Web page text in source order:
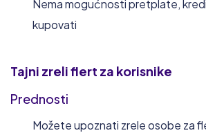
Nema mogućnosti pretplate,
kupovati
Tajni zreli flert za korisnike
Prednosti
Možete upoznati zrele osobe za